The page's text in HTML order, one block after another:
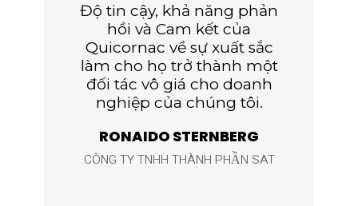
Độ tin cậy, khả năng phản
hồi và Cam kết của
Quicornac về sự xuất sắc
làm cho họ trở thành một
đối tác vô giá cho doanh
nghiệp của chúng tôi.
RONAIDO STERNBERG
CÔNG TY TNHH THÀNH PHẦN SAT